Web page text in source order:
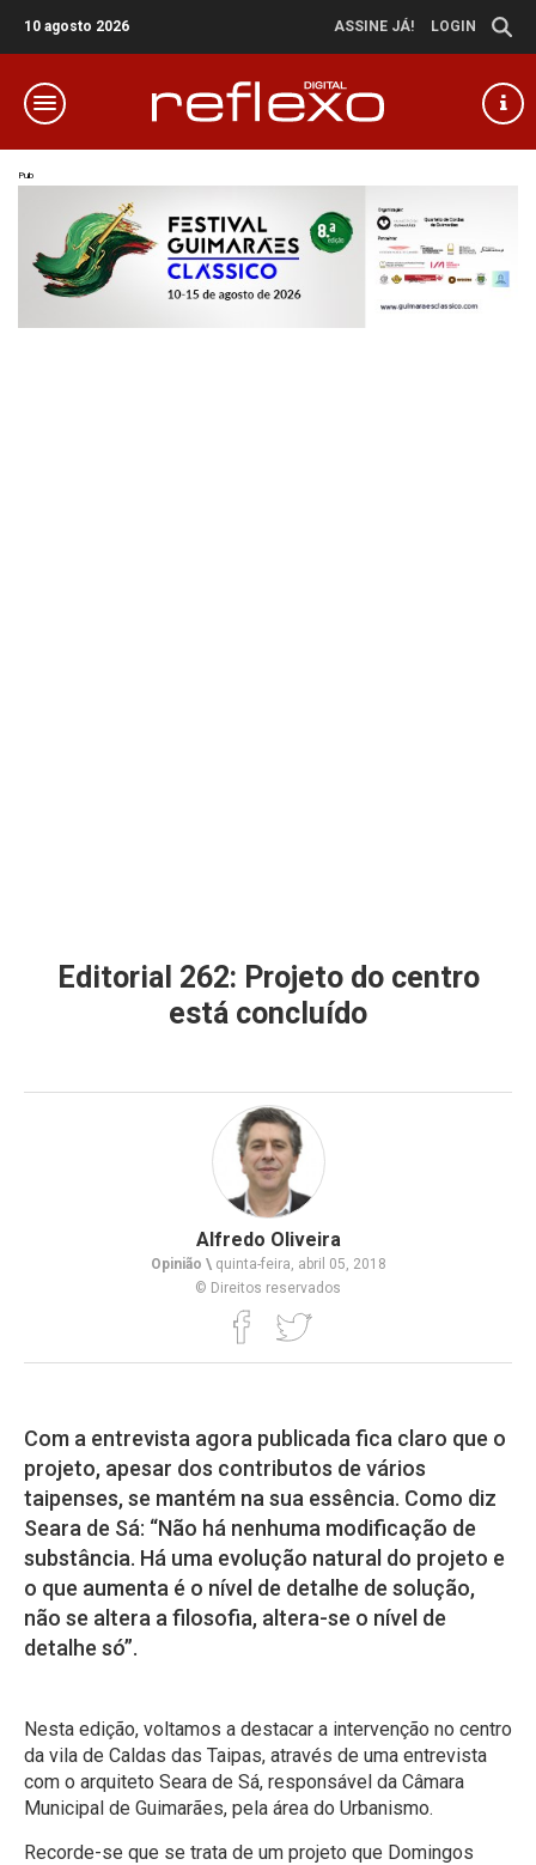
10 agosto 2026 ASSINE JÁ! LOGIN
Pub
Editorial 262: Projeto do centro
está concluído
Alfredo Oliveira
Opinião \quinta-feira, abril 05, 2018
© Direitos reservados
Com a entrevista agora publicada fica claro que o
projeto, apesar dos contributos de vários
taipenses, se mantém na sua essência. Como diz
Seara de Sá: “Não há nenhuma modificação de
substância. Há uma evolução natural do projeto e
o que aumenta é o nível de detalhe de solução,
não se altera a filosofia, altera-se o nível de
detalhe só”.
Nesta edição, voltamos a destacar a intervenção no centro
da vila de Caldas das Taipas, através de uma entrevista
com o arquiteto Seara de Sá, responsável da Câmara
Municipal de Guimarães, pela área do Urbanismo.
Recorde-se que se trata de um projeto que Domingos